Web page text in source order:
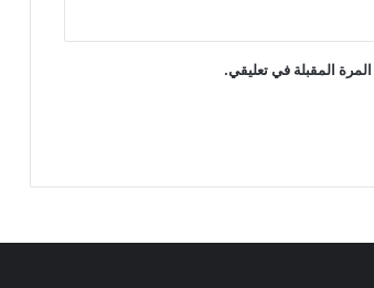
المقبلة في تعليقي.